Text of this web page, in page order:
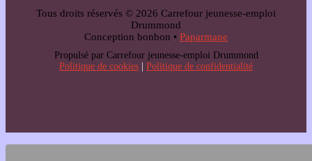
Tous droits réservés © 2026 Carrefour jeunesse-emploi
Drummond
Conception bonbon • Paparmane
Propulsé par Carrefour jeunesse-emploi Drummond
Politique de cookies
Politique de confidentialité